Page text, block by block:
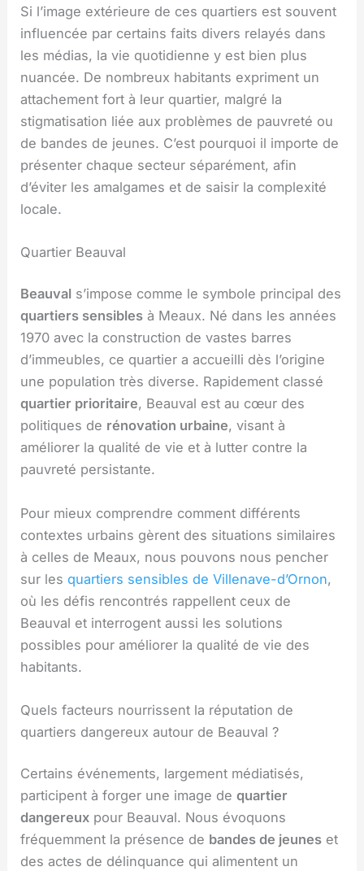
Si l’image extérieure de ces quartiers est souvent
influencée par certains faits divers relayés dans
les médias, la vie quotidienne y est bien plus
nuancée. De nombreux habitants expriment un
attachement fort à leur quartier, malgré la
stigmatisation liée aux problèmes de pauvreté ou
de bandes de jeunes. C’est pourquoi il importe de
présenter chaque secteur séparément, afin
d’éviter les amalgames et de saisir la complexité
locale.
Quartier Beauval
Beauval s’impose comme le symbole principal des
quartiers sensibles à Meaux. Né dans les années
1970 avec la construction de vastes barres
d’immeubles, ce quartier a accueilli dès l’origine
une population très diverse. Rapidement classé
quartier prioritaire, Beauval est au cœur des
politiques de rénovation urbaine, visant à
améliorer la qualité de vie et à lutter contre la
pauvreté persistante.
Pour mieux comprendre comment différents
contextes urbains gèrent des situations similaires
à celles de Meaux, nous pouvons nous pencher
sur lesquartiers sensibles de Villenave-d’Ornon,
où les défis rencontrés rappellent ceux de
Beauval et interrogent aussi les solutions
possibles pour améliorer la qualité de vie des
habitants.
Quels facteurs nourrissent la réputation de
quartiers dangereux autour de Beauval ?
Certains événements, largement médiatisés,
participent à forger une image dequartier
dangereux pour Beauval. Nous évoquons
fréquemment la présence de bandes de jeunes et
des actes de délinquance qui alimentent un